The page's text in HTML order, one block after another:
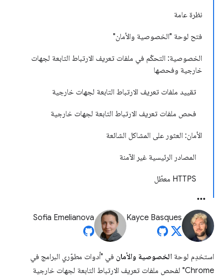
نظرة عامة
فتح لوحة "الخصوصية والأمان"
الخصوصية: التحكّم في ملفات تعريف الارتباط التابعة لجهات
خارجية وفحصها
تقييد ملفات تعريف الارتباط التابعة لجهات خارجية
فحص ملفات تعريف الارتباط التابعة لجهات خارجية
الأمان: العثور على المشاكل الشائعة
المصادر الرئيسية غير الآمنة
HTTPS معطّل
Kayce Basques
Sofia Emelianova
استخدِم لوحة الخصوصية والأمان في "أدوات مطوّري البرامج في
Chrome" لفحص ملفات تعريف الارتباط التابعة لجهات خارجية